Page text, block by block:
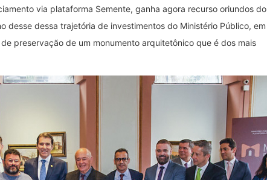
via plataforma Semente, ganha agora recurso oriundos do
desse dessa trajetória de investimentos do Ministério Público, em
preservação de um monumento arquitetônico que é dos mais